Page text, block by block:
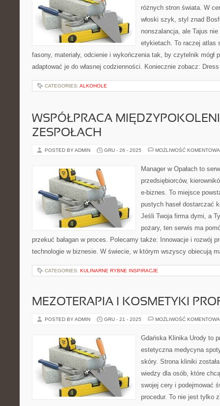
różnych stron świata. W
włoski szyk, styl znad
nonszalancja, ale Tajus
etykietach. To raczej atlas
fasony, materiały, odcienie i wykończenia tak, by czytelnik mógł
adaptować je do własnej codzienności. Koniecznie zobacz:
CATEGORIES: ALKOHOLE
WSPÓŁPRACA
ZESPOŁACH
POSTED BY ADMIN GRU - 26 - 2025 MOŻLIWOŚĆ
Manager w Opałach to
przedsiębiorców,
e-biznes. To miejsce
pustych haseł dostarczać
Jeśli Twoja firma dymi, a
pożary, ten serwis ma
przekuć bałagan w proces. Polecamy także: Innowacje i rozwój
technologie w biznesie. W świecie, w którym wszyscy obiecują
CATEGORIES: KULINARNE RYBNE INSPIRACJE
MEZOTERAPIA I KOSMETYKI
POSTED BY ADMIN GRU - 21 - 2025 MOŻLIWOŚĆ
Gdańska Klinika Urody to
estetyczna medycyna
skóry. Strona kliniki
wiedzy dla osób, które
swojej cery i podejmować
procedur. To nie jest tylko